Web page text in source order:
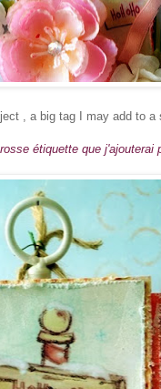
, a big tag I may add to a
étiquette que j'ajouterai